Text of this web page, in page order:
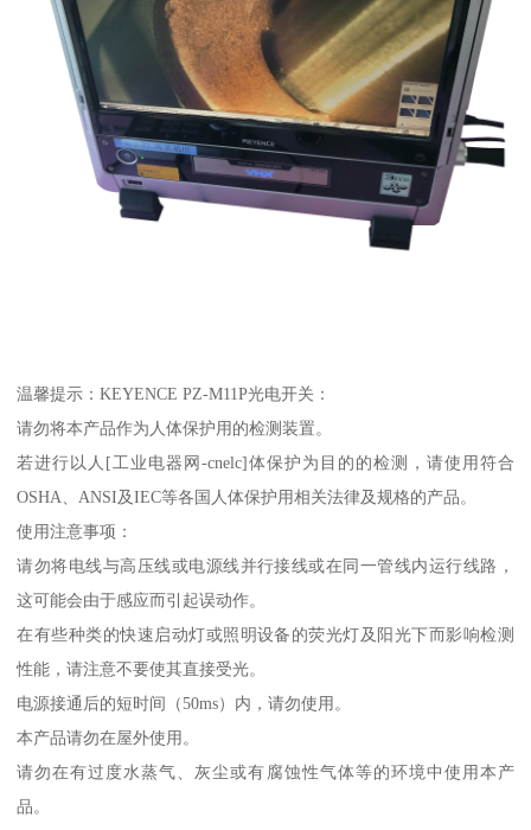
温馨提示：KEYENCE PZ-M11P光电开关：
请勿将本产品作为人体保护用的检测装置。
若进行以人[工业电器网-cnelc]体保护为目的的检测，请使用符合
OSHA、ANSI及IEC等各国人体保护用相关法律及规格的产品。
使用注意事项：
请勿将电线与高压线或电源线并行接线或在同一管线内运行线路，
这可能会由于感应而引起误动作。
在有些种类的快速启动灯或照明设备的荧光灯及阳光下而影响检测
性能，请注意不要使其直接受光。
电源接通后的短时间（50ms）内，请勿使用。
本产品请勿在屋外使用。
请勿在有过度水蒸气、灰尘或有腐蚀性气体等的环境中使用本产
品。